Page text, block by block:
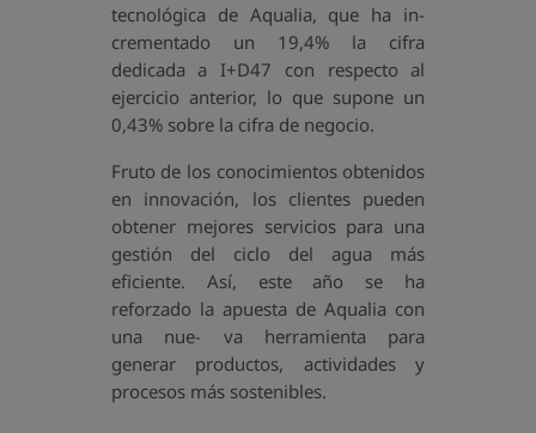
tecnológica de Aqualia, que ha in-
crementado un 19,4% la cifra
dedicada a I+D47 con respecto al
ejercicio anterior, lo que supone un
0,43% sobre la cifra de negocio.
Fruto de los conocimientos obtenidos
en innovación, los clientes pueden
obtener mejores servicios para una
gestión del ciclo del agua más
eficiente. Así, este año se ha
reforzado la apuesta de Aqualia con
una nue- va herramienta para
generar productos, actividades y
procesos más sostenibles.